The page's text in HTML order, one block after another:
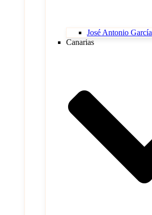
José Antonio García
Canarias